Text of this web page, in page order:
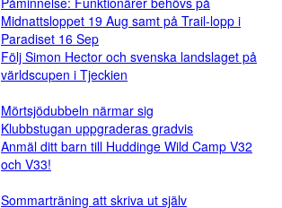
Midnattsloppet 19 Aug samt på Trail-lopp i
Paradiset 16 Sep
Följ Simon Hector och svenska landslaget på
världscupen i Tjeckien
Mörtsjödubbeln närmar sig
Klubbstugan uppgraderas gradvis
Anmäl ditt barn till Huddinge Wild Camp V32
och V33!
Sommarträning att skriva ut själv